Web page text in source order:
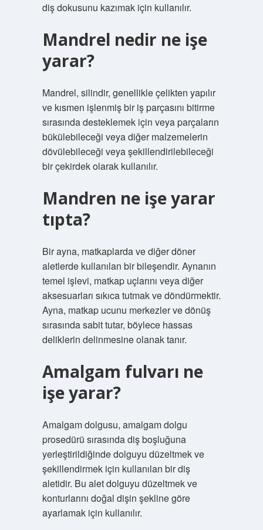
diş dokusunu kazımak için kullanılır.
Mandrel nedir ne işe
yarar?
Mandrel, silindir, genellikle çelikten yapılır
ve kısmen işlenmiş bir iş parçasını bitirme
sırasında desteklemek için veya parçaların
bükülebileceği veya diğer malzemelerin
dövülebileceği veya şekillendirilebileceği
bir çekirdek olarak kullanılır.
Mandren ne işe yarar
tıpta?
Bir ayna, matkaplarda ve diğer döner
aletlerde kullanılan bir bileşendir. Aynanın
temel işlevi, matkap uçlarını veya diğer
aksesuarları sıkıca tutmak ve döndürmektir.
Ayna, matkap ucunu merkezler ve dönüş
sırasında sabit tutar, böylece hassas
deliklerin delinmesine olanak tanır.
Amalgam fulvarı ne
işe yarar?
Amalgam dolgusu, amalgam dolgu
prosedürü sırasında diş boşluğuna
yerleştirildiğinde dolguyu düzeltmek ve
şekillendirmek için kullanılan bir diş
aletidir. Bu alet dolguyu düzeltmek ve
konturlarını doğal dişin şekline göre
ayarlamak için kullanılır.